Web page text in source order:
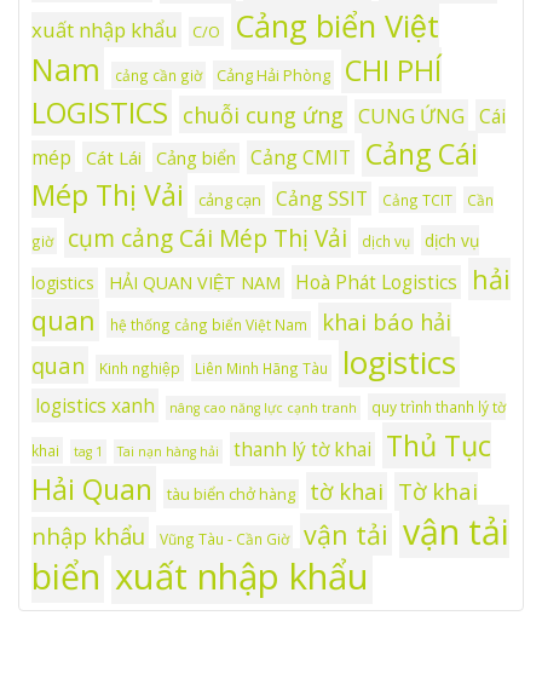
xuất nhập khẩu
C/O
Cảng biển Việt
Nam
cảng cần giờ Cảng Hải Phòng
CHI PHÍ
LOGISTICS chuỗi cung ứng CUNG ỨNG Cái
mép
Cát Lái Cảng biển Cảng CMIT
Cảng Cái
Mép Thị Vải
cảng cạn Cảng SSIT Cảng TCIT Cần
giờ cụm cảng Cái Mép Thị Vải dịch vụ
dịch vụ
logistics
HẢI QUAN VIỆT NAM Hoà Phát Logistics
hải
quan
hệ thống cảng biển Việt Nam
khai báo hải
quan
Kinh nghiệp Liên Minh Hãng Tàu logistics
logistics xanh nâng cao năng lực cạnh tranh quy trình thanh lý tờ
khai tag 1 Tai nạn hàng hải thanh lý tờ khai
Thủ Tục
Hải Quan
tàu biển chở hàng tờ khai Tờ khai
nhập khẩu
Vũng Tàu - Cần Giờ vận tải vận tải
biển xuất nhập khẩu